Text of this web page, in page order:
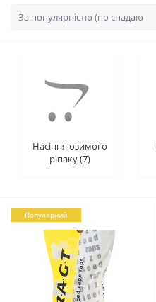
Насіння озимого
ріпаку (7)
Популярний